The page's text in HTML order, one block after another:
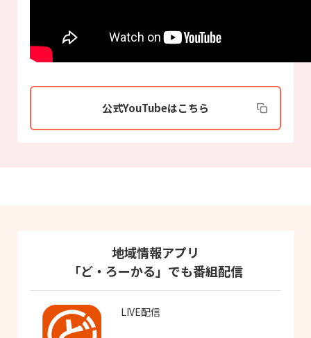
公式YouTubeはこちら
地域情報アプリ
「ど・ろーかる」でも番組配信
LIVE配信